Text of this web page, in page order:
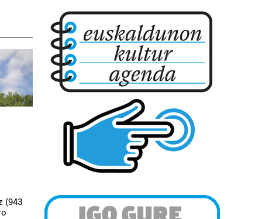
(943